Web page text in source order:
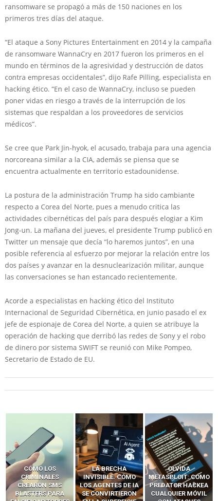
ransomware se propagó a más de 150 naciones en los
primeros tres días del ataque.
“El ataque a Sony Pictures Entertainment en 2014 y la campaña
de ransomware WannaCry en 2017 fueron los primeros en el
mundo en términos de la agresividad y destrucción de datos
contra empresas occidentales”, dijo Rafe Pilling, especialista en
hacking ético. “En el caso de WannaCry, incluso se pueden
poner vidas en riesgo a través de la interrupción de los
sistemas que respaldan a los proveedores de servicios
médicos”.
Se cree que Park Jin-hyok, el acusado, trabaja para una agencia
norcoreana similar a la CIA, además se piensa que se
encuentra actualmente en territorio estadounidense.
La postura de la administración Trump ha sido cambiante
respecto a Corea del Norte, pues a menudo critica las
actividades cibernéticas del país para después elogiar a Kim
Jong-un. La mañana del jueves, el presidente Trump publicó en
Twitter un mensaje que decía “lo haremos juntos”, en una
posible referencia al esfuerzo por mejorar la relación entre los
dos países y avanzar en la desnuclearización militar, aunque
las conversaciones se han estancado recientemente.
Acorde a especialistas en hacking ético del Instituto
Internacional de Seguridad Cibernética, en junio pasado el ex
jefe de espionaje de Corea del Norte, a quien se atribuye la
operación de hacking que derribó las redes de Sony y el robo
de dinero por sistema SWIFT se reunió con Mike Pompeo,
Secretario de Estado de EU.
LA BRECHA
INVISIBLE: CÓMO
LOS AGENTES DE IA
SE CONVIRTIERON
OLVIDA
METASPLOIT: CÓMO
PREDATOR HACKEA
CUALQUIER MÓVIL
CÓMO LOS HACKERS
INTERCEPTAN OTPS
Y LLAMADAS
MÓVILES SIN